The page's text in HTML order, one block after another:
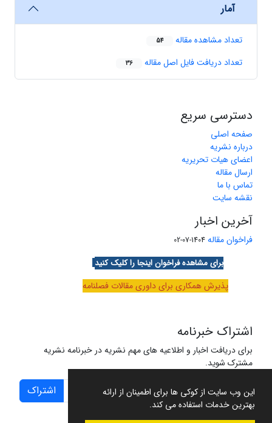
این وب سایت از کوکی ها برای اطمینان از ارائه
بهترین خدمات استفاده می کند.
آمار
تعداد مشاهده مقاله 54
تعداد دریافت فایل اصل مقاله 36
دسترسی سریع
صفحه اصلی
درباره نشریه
اعضای هیات تحریریه
ارسال مقاله
تماس با ما
نقشه سایت
آخرین اخبار
فراخوان مقاله 1404-07-02
برای مشاهده فراخوان اینجا را کلیک کنید
پذیرش همکاری برای داوری مقالات فصلنامه
اشتراک خبرنامه
برای دریافت اخبار و اطلاعیه های مهم نشریه در خبرنامه نشریه
مشترک شوید.
اشتراک